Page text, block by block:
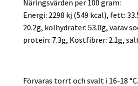
Näringsvärden per 100 gram:
Energi: 2298 kj (549 kcal), fett:
20.2g, kolhydrater: 53.0g, varav
protein: 7.3g, Kostfibrer: 2.1g,
Förvaras torrt och svalt i 16-18 °C.